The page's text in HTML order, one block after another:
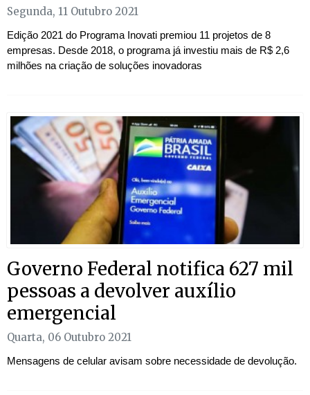
Segunda, 11 Outubro 2021
Edição 2021 do Programa Inovati premiou 11 projetos de 8
empresas. Desde 2018, o programa já investiu mais de R$ 2,6
milhões na criação de soluções inovadoras
Governo Federal notifica 627 mil
pessoas a devolver auxílio
emergencial
Quarta, 06 Outubro 2021
Mensagens de celular avisam sobre necessidade de devolução.